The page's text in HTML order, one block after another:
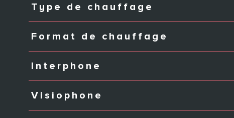
Type de chauffage
Format de chauffage
Interphone
Visiophone